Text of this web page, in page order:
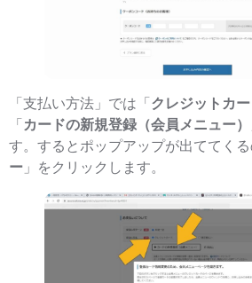
「支払い方法」では「クレジットカ
「カードの新規登録（会員メニュー）
す。するとポップアップが出ててく
ー 」をクリックします。